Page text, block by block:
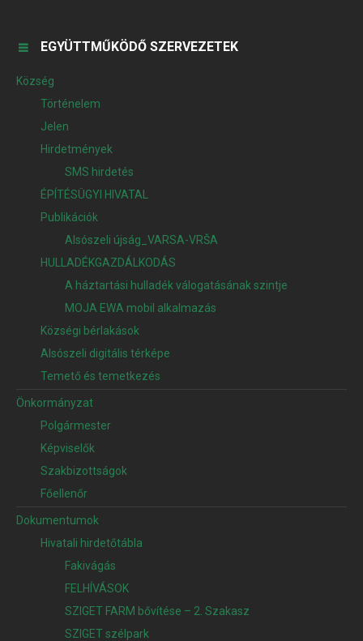
EGYÜTTMŰKÖDŐ SZERVEZETEK
Község
Történelem
Jelen
Hirdetmények
SMS hirdetés
ÉPÍTÉSÜGYI HIVATAL
Publikációk
Alsószeli újság_VARSA-VRŠA
HULLADÉKGAZDÁLKODÁS
A háztartási hulladék válogatásának szintje
MOJA EWA mobil alkalmazás
Községi bérlakások
Alsószeli digitális térképe
Temető és temetkezés
Önkormányzat
Polgármester
Képviselők
Szakbizottságok
Főellenőr
Dokumentumok
Hivatali hirdetőtábla
Fakivágás
FELHÍVÁSOK
SZIGET FARM bővítése – 2. Szakasz
SZIGET szélpark